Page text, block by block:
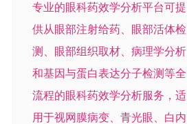
专业的眼科药效学分析平台可提
供从眼部注射给药、眼部活体检
测、眼部组织取材、病理学分析
和基因与蛋白表达分子检测等全
流程的眼科药效学分析服务，适
用于视网膜病变、青光眼、白内